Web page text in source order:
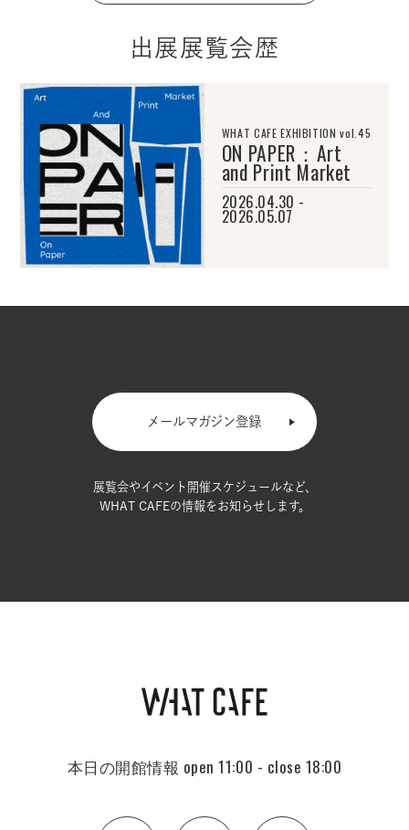
出展展覧会歴
WHAT CAFE EXHIBITION vol.45
ON PAPER：Art
and Print Market
2026.04.30 -
2026.05.07
メールマガジン登録
展覧会やイベント開催スケジュールなど、
WHAT CAFEの情報をお知らせします。
本日の開館情報 open 11:00 - close 18:00